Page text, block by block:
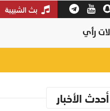
بث الشبيبة
رأي
أحدث الأخبار